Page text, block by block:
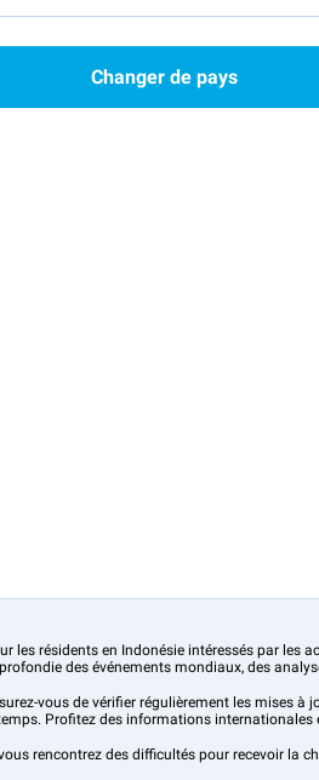
Changer de pays
les résidents en Indonésie intéressés par les
des événements mondiaux, des
vous de vérifier régulièrement les mises à
Profitez des informations
rencontrez des difficultés pour recevoir la